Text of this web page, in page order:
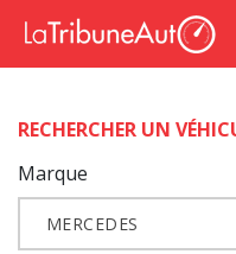
RECHERCHER UN
Marque
MERCEDES